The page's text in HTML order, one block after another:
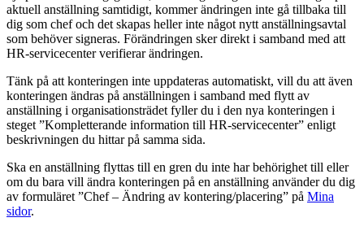
aktuell anställning samtidigt, kommer ändringen inte gå tillbaka till
dig som chef och det skapas heller inte något nytt anställningsavtal
som behöver signeras. Förändringen sker direkt i samband med att
HR-servicecenter verifierar ändringen.
Tänk på att konteringen inte uppdateras automatiskt, vill du att även
konteringen ändras på anställningen i samband med flytt av
anställning i organisationsträdet fyller du i den nya konteringen i
steget ”Kompletterande information till HR-servicecenter” enligt
beskrivningen du hittar på samma sida.
Ska en anställning flyttas till en gren du inte har behörighet till eller
om du bara vill ändra konteringen på en anställning använder du dig
av formuläret ”Chef – Ändring av kontering/placering” på Mina
sidor.